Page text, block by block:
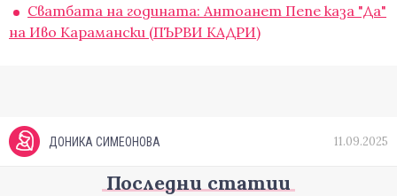
Сватбата на годината: Антоанет Пепе каза "Да"
на Иво Карамански (ПЪРВИ КАДРИ)
ДОНИКА СИМЕОНОВА 11.09.2025
Последни статии